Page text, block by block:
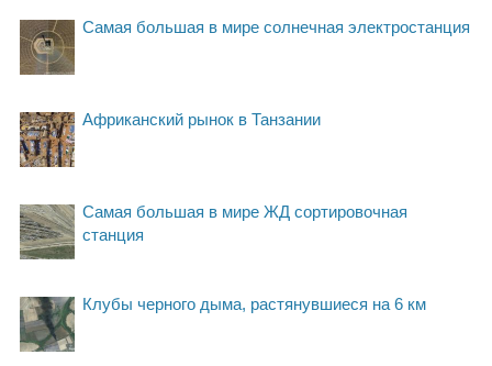
Самая большая в мире солнечная электростанция
Африканский рынок в Танзании
Самая большая в мире ЖД сортировочная
станция
Клубы черного дыма, растянувшиеся на 6 км